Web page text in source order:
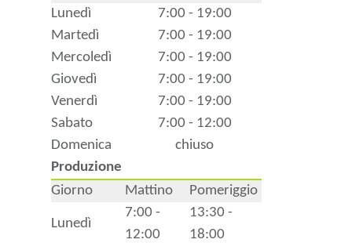
Lunedì
7:00 - 19:00
Martedì
7:00 - 19:00
Mercoledì
7:00 - 19:00
Giovedì
7:00 - 19:00
Venerdì
7:00 - 19:00
Sabato
7:00 - 12:00
Domenica
chiuso
Produzione
Giorno
Mattino Pomeriggio
Lunedì
7:00 -
12:00
13:30 -
18:00